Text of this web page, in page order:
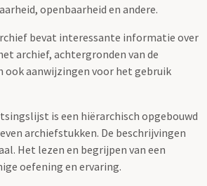
openbaarheid en andere.
bevat interessante informatie over
archief, achtergronden van de
ook aanwijzingen voor het gebruik
is een hiërarchisch opgebouwd
archiefstukken. De beschrijvingen
Het lezen en begrijpen van een
oefening en ervaring.